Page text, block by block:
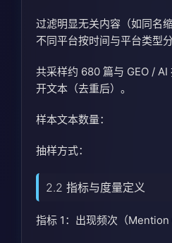
过滤明显无关内容（如同名
不同平台按时间与平台类型
共采样约 680 篇与 GEO /
开文本（去重后）。
样本文本数量：
抽样方式：
2.2 指标与度量定义
指标 1：出现频次（Mention